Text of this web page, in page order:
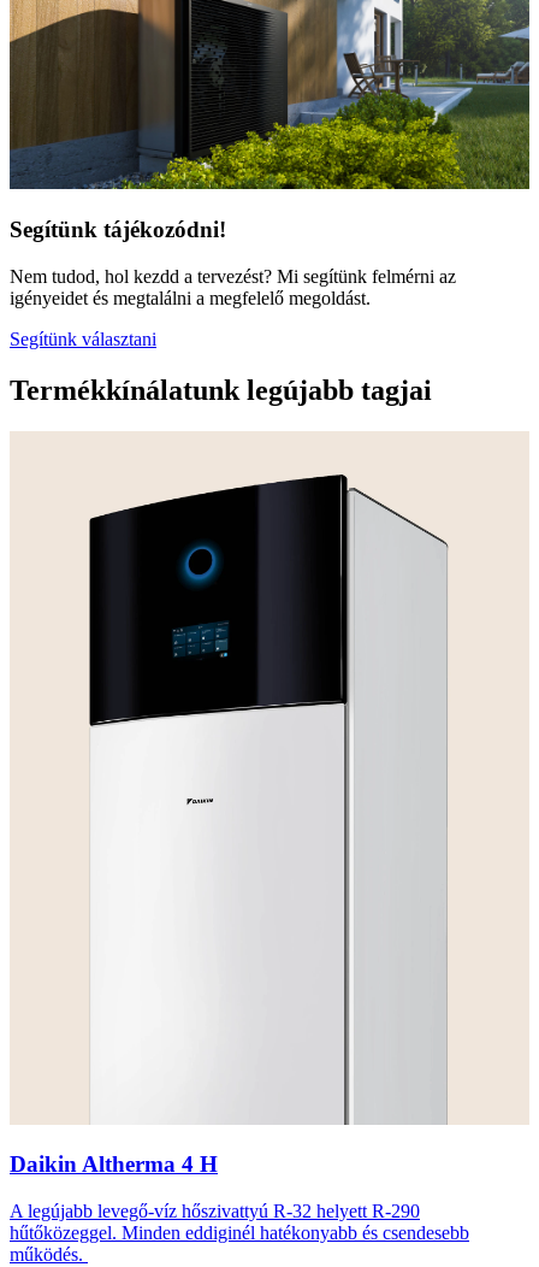
Segítünk tájékozódni!
Nem tudod, hol kezdd a tervezést? Mi segítünk felmérni az
igényeidet és megtalálni a megfelelő megoldást.
Segítünk választani
Termékkínálatunk legújabb tagjai
Daikin Altherma 4 H
A legújabb levegő-víz hőszivattyú R-32 helyett R-290
hűtőközeggel. Minden eddiginél hatékonyabb és csendesebb
működés.